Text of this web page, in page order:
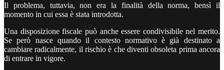
Il problema, tuttavia, non era la finalità della norma, bensì il
momento in cui essa è stata introdotta.
Una disposizione fiscale può anche essere condivisibile nel merito.
Se però nasce quando il contesto normativo è già destinato a
cambiare radicalmente, il rischio è che diventi obsoleta prima ancora
di entrare in vigore.